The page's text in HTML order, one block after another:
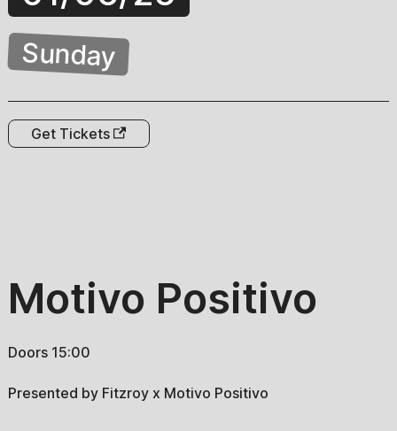
Sunday
Get Tickets
Motivo Positivo
Doors 15:00
Presented by Fitzroy x Motivo Positivo